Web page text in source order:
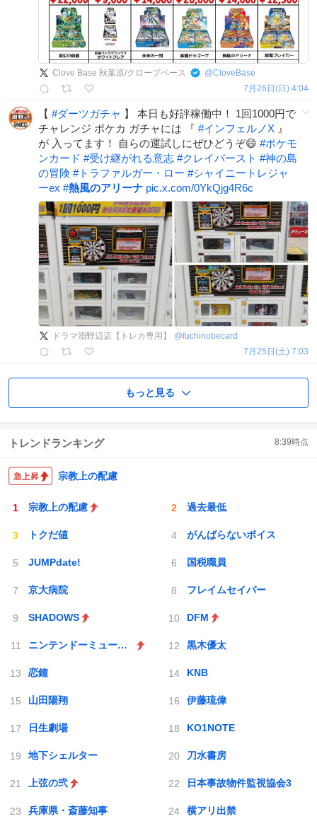
Clove Base 秋葉原/クローブベース @CloveBase
7月26日(日) 4:04
【 #ダーツガチャ 】 本日も好評稼働中！ 1回1000円で
チャレンジ ポケカ ガチャには 『 #インフェルノX 』
が 入ってます！ 自らの運試しにぜひどうぞ😄 #ポケモ
ンカード #受け継がれる意志 #クレイバースト #神の島
の冒険 #トラファルガー・ロー #シャイニートレジャ
ーex #熱風のアリーナ pic.x.com/0YkQjg4R6c
ドラマ淵野辺店【トレカ専用】 @fuchinobecard
7月25日(土) 7:03
もっと見る
トレンドランキング 8:39時点
宗教上の配慮
宗教上の配慮 過去最低
トクだ値 がんばらないボイス
JUMPdate! 国税職員
京大病院 フレイムセイバー
SHADOWS DFM
ニンテンドーミュージアム 黒木優太
恋鐘 KNB
山田陽翔 伊藤琉偉
日生劇場 KO1NOTE
地下シェルター 刀水書房
上弦の弐 日本事故物件監視協会3
兵庫県・斎藤知事 横アリ出禁